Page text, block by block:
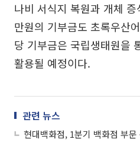
나비 서식지 복원과 개체
만원의 기부금도 초록우산
당 기부금은 국립생태원을
활용될 예정이다.
관련 뉴스